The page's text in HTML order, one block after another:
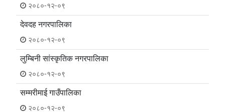
२०८०-१२-०९
देवदह नगरपालिका
२०८०-१२-०९
लुम्बिनी सांस्कृतिक नगरपालिका
२०८०-१२-०९
सम्मरीमाई गाउँपालिका
२०८०-१२-०९